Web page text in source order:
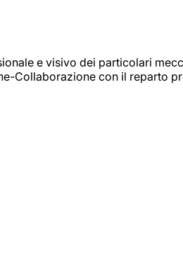
e visivo dei particolari
Collaborazione con il reparto